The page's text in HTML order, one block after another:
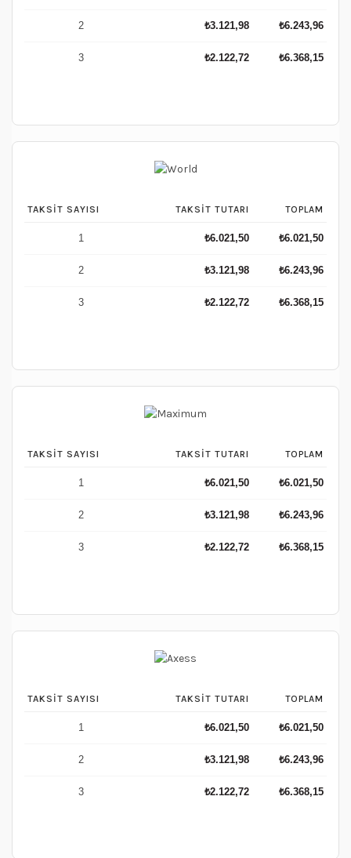
2 ₺3.121,98 ₺6.243,96
3 ₺2.122,72 ₺6.368,15
TAKSIT SAYISI TAKSIT TUTARI TOPLAM
1 ₺6.021,50 ₺6.021,50
2 ₺3.121,98 ₺6.243,96
3 ₺2.122,72 ₺6.368,15
TAKSIT SAYISI TAKSIT TUTARI TOPLAM
1 ₺6.021,50 ₺6.021,50
2 ₺3.121,98 ₺6.243,96
3 ₺2.122,72 ₺6.368,15
TAKSIT SAYISI TAKSIT TUTARI TOPLAM
1 ₺6.021,50 ₺6.021,50
2 ₺3.121,98 ₺6.243,96
3 ₺2.122,72 ₺6.368,15